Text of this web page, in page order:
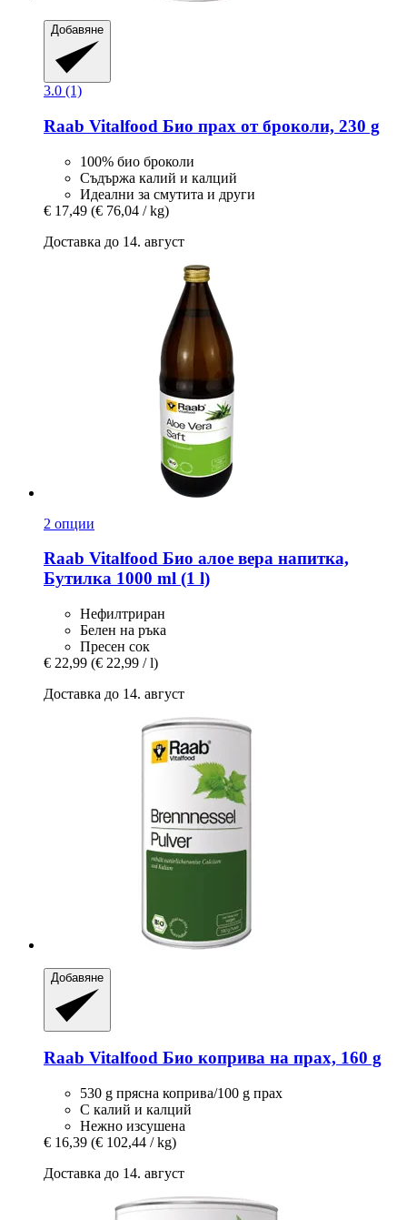
Добавяне
3.0 (1)
Raab Vitalfood Био прах от броколи, 230 g
100% био броколи
Съдържа калий и калций
Идеални за смутита и други
€ 17,49 (€ 76,04 / kg)
Доставка до 14. август
2 опции
Raab Vitalfood Био алое вера напитка,
Бутилка 1000 ml (1 l)
Нефилтриран
Белен на ръка
Пресен сок
€ 22,99 (€ 22,99 / l)
Доставка до 14. август
Добавяне
Raab Vitalfood Био коприва на прах, 160 g
530 g прясна коприва/100 g прах
С калий и калций
Нежно изсушена
€ 16,39 (€ 102,44 / kg)
Доставка до 14. август